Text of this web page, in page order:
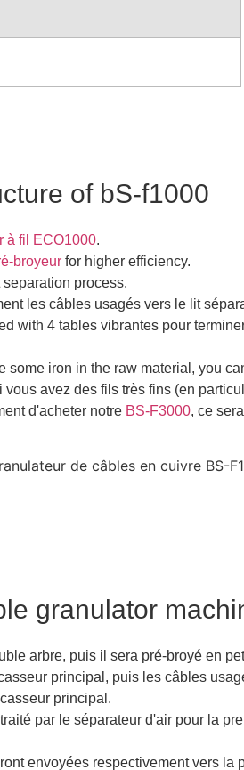
of bS-f1000
à fil ECO1000.
broyeur for higher efficiency.
process.
les câbles usagés vers le lit
with 4 tables vibrantes pour
some iron in the raw material, you
avez des fils très fins (en
d'acheter notre BS-F3000, ce
granulator
arbre, puis il sera pré-broyé en
principal, puis les câbles
principal.
par le séparateur d'air pour la
envoyées respectivement vers la